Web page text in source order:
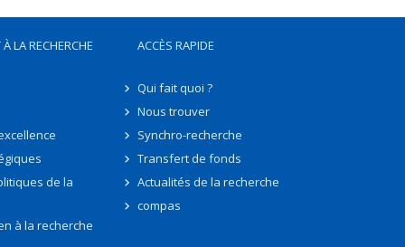
LA RECHERCHE
de la
à la recherche
ACCÈS RAPIDE
Qui fait quoi ?
Nous trouver
Synchro-recherche
Transfert de fonds
Actualités de la recherche
compas